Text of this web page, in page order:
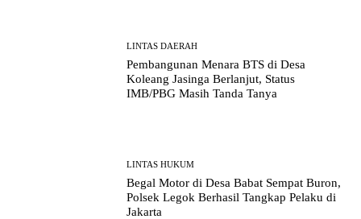
LINTAS DAERAH
Pembangunan Menara BTS di Desa
Koleang Jasinga Berlanjut, Status
IMB/PBG Masih Tanda Tanya
LINTAS HUKUM
Begal Motor di Desa Babat Sempat Buron,
Polsek Legok Berhasil Tangkap Pelaku di
Jakarta